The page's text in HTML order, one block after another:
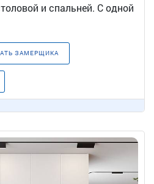
и спальней. С одной
ЗАМЕРЩИКА